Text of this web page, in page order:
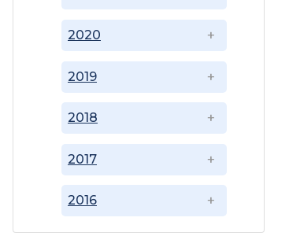
2016
2017
2018
2019
2020